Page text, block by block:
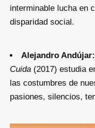
interminable lucha en
disparidad social.
Alejandro Andújar:
Cuida (2017) estudia
las costumbres de
pasiones, silencios,